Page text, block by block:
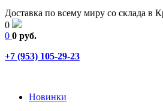
Доставка по всему миру со склада в
0
0 0 руб.
+7 (953) 105-29-23
Новинки